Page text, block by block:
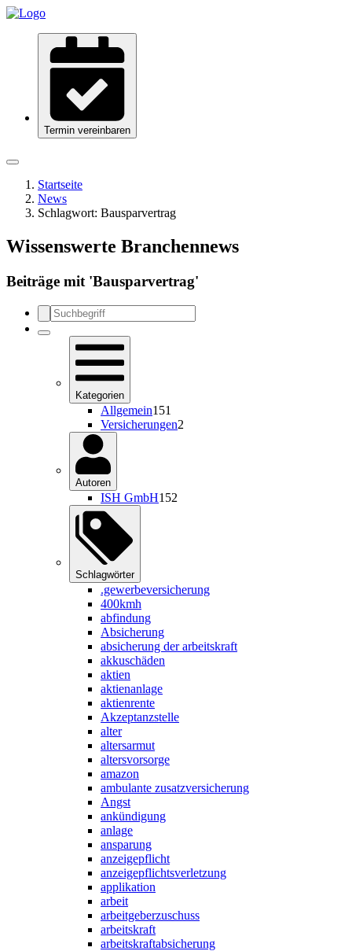
Termin vereinbaren
Startseite
News
Schlagwort: Bausparvertrag
Wissenswerte Branchennews
Beiträge mit 'Bausparvertrag'
Kategorien
Allgemein151
Versicherungen2
Autoren
ISH GmbH152
Schlagwörter
.gewerbeversicherung
400kmh
abfindung
Absicherung
absicherung der arbeitskraft
akkuschäden
aktien
aktienanlage
aktienrente
Akzeptanzstelle
alter
altersarmut
altersvorsorge
amazon
ambulante zusatzversicherung
Angst
ankündigung
anlage
ansparung
anzeigepflicht
anzeigepflichtsverletzung
applikation
arbeit
arbeitgeberzuschuss
arbeitskraft
arbeitskraftabsicherung